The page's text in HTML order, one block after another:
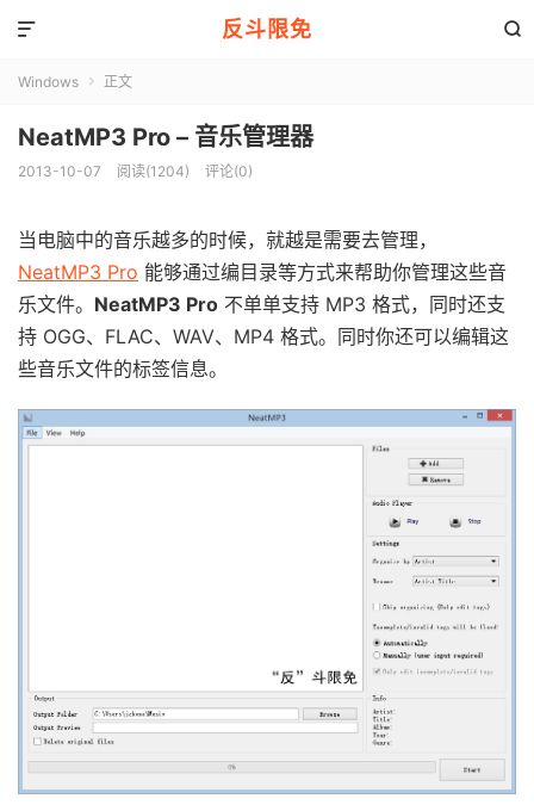
反斗限免 

Windows  正文
NeatMP3 Pro – 音乐管理器
2013-10-07 阅读(1204) 评论(0)
当电脑中的音乐越多的时候，就越是需要去管理，
NeatMP3 Pro 能够通过编目录等方式来帮助你管理这些音
乐文件。 NeatMP3 Pro 不单单支持 MP3 格式，同时还支
持 OGG、FLAC、WAV、MP4 格式。同时你还可以编辑这
些音乐文件的标签信息。